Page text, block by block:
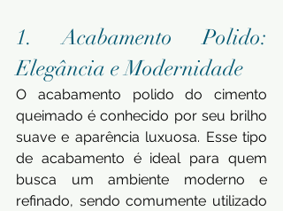
1. Acabamento Polido:
Elegância e Modernidade
O acabamento polido do cimento
queimado é conhecido por seu brilho
suave e aparência luxuosa. Esse tipo
de acabamento é ideal para quem
busca um ambiente moderno e
refinado, sendo comumente utilizado